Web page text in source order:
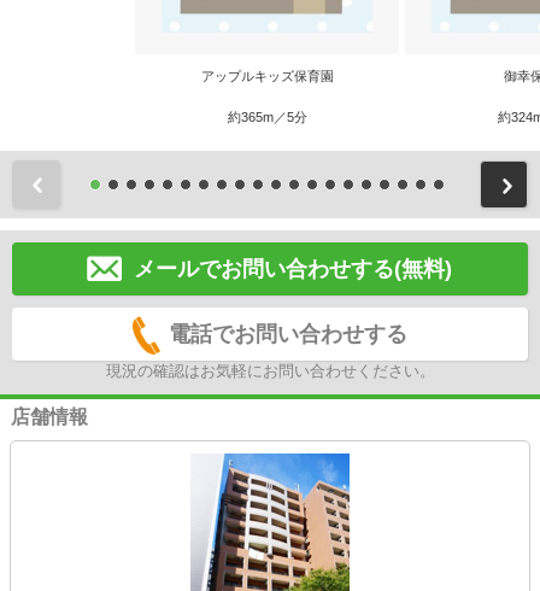
アップルキッズ保育園
約365m／5分
御幸
約
メールでお問い合わせする(無料)
電話でお問い合わせする
現況の確認はお気軽にお問い合わせください。
店舗情報